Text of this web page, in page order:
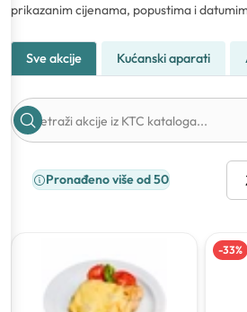
prikazanim cijenama, popustima i
Sve akcije Kućanski aparati
Pronađeno više od 50
-33%